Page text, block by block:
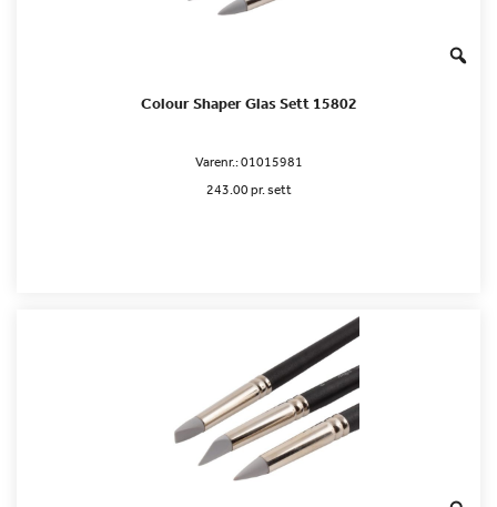
Colour Shaper Glas Sett 15802
Varenr.:01015981
243.00 pr. sett